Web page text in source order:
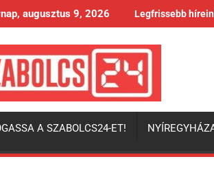
augusztus 9, 2026 Legfrissebb
A SZABOLCS24-ET!